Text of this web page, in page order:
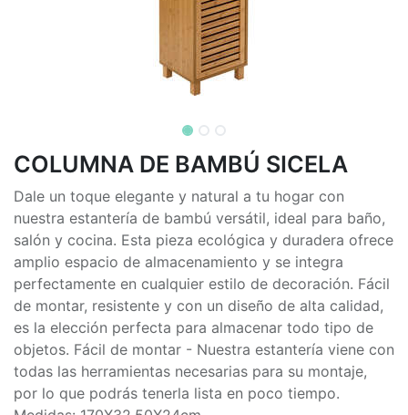
COLUMNA DE BAMBÚ SICELA
Dale un toque elegante y natural a tu hogar con
nuestra estantería de bambú versátil, ideal para baño,
salón y cocina. Esta pieza ecológica y duradera ofrece
amplio espacio de almacenamiento y se integra
perfectamente en cualquier estilo de decoración. Fácil
de montar, resistente y con un diseño de alta calidad,
es la elección perfecta para almacenar todo tipo de
objetos. Fácil de montar - Nuestra estantería viene con
todas las herramientas necesarias para su montaje,
por lo que podrás tenerla lista en poco tiempo.